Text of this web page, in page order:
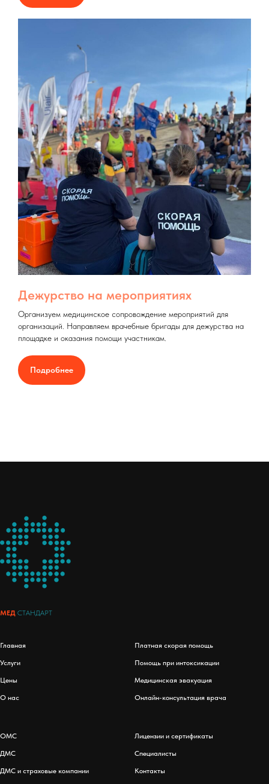
Дежурство на мероприятиях
Организуем медицинское сопровождение мероприятий для
организаций. Направляем врачебные бригады для дежурства на
площадке и оказания помощи участникам.
Подробнее
МЕД СТАНДАРТ
Главная
Услуги
Цены
О нас
Платная скорая помощь
Помощь при интоксикации
Медицинская эвакуация
Онлайн-консультация врача
ОМС
ДМС
ДМС и страховые компании
Лицензии и сертификаты
Специалисты
Контакты